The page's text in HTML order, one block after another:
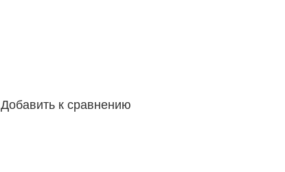
Добавить к сравнению